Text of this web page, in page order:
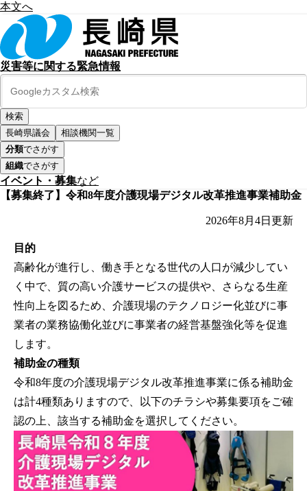
本文へ
災害等に関する緊急情報
長崎県議会
相談機関一覧
分類でさがす
組織でさがす
イベント・募集など
【募集終了】令和8年度介護現場デジタル改革推進事業補助金
2026年8月4日 更新
目的
高齢化が進行し、働き手となる世代の人口が減少してい
く中で、質の高い介護サービスの提供や、さらなる生産
性向上を図るため、介護現場のテクノロジー化並びに事
業者の業務協働化並びに事業者の経営基盤強化等を促進
します。
補助金の種類
令和8年度の介護現場デジタル改革推進事業に係る補助金
は計4種類ありますので、以下のチラシや募集要項をご確
認の上、該当する補助金を選択してください。